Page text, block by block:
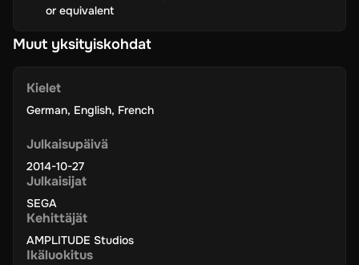
or equivalent
Muut yksityiskohdat
Julkaisupäivä
2014-10-27
Julkaisijat
SEGA
Kehittäjät
AMPLITUDE Studios
Ikäluokitus
Kielet
German, English, French